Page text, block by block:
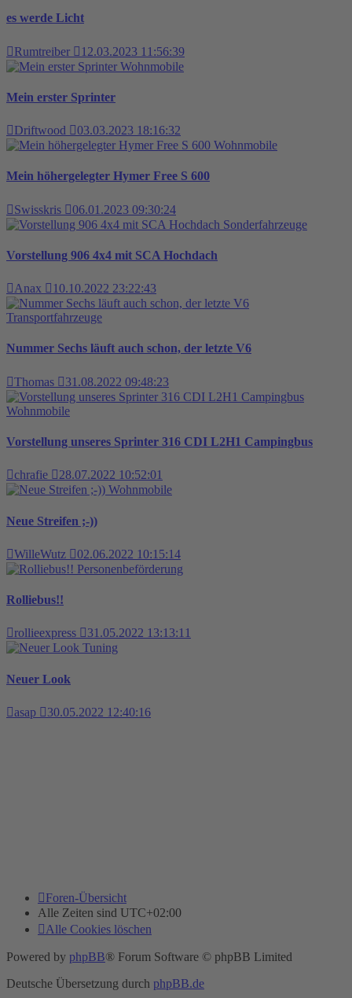
es werde Licht
Rumtreiber
12.03.2023 11:56:39
Wohnmobile
Mein erster Sprinter
Driftwood
03.03.2023 18:16:32
Wohnmobile
Mein höhergelegter Hymer Free S 600
Swisskris
06.01.2023 09:30:24
Sonderfahrzeuge
Vorstellung 906 4x4 mit SCA Hochdach
Anax 10.10.2022 23:22:43
Transportfahrzeuge
Nummer Sechs läuft auch schon, der letzte V6
Thomas 31.08.2022 09:48:23
Wohnmobile
Vorstellung unseres Sprinter 316 CDI L2H1 Campingbus
chrafie
28.07.2022 10:52:01
Wohnmobile
Neue Streifen ;-))
WilleWutz
02.06.2022 10:15:14
Personenbeförderung
Rolliebus!!
rollieexpress
31.05.2022 13:13:11
Tuning
Neuer Look
asap 30.05.2022 12:40:16
Foren-Übersicht
Alle Zeiten sind UTC+02:00
Alle Cookies löschen
Powered by phpBB® Forum Software © phpBB Limited
Deutsche Übersetzung durch phpBB.de